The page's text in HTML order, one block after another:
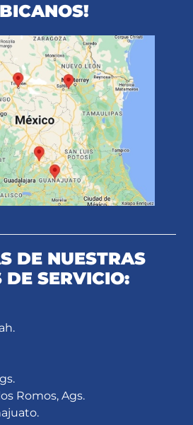
DE NUESTRAS
DE SERVICIO:
Romos, Ags.